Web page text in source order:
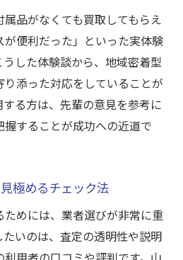
品がなくても買取してもらえ
便利だった」といった実体験
した体験談から、地域密着型
添った対応をしていることが
る方は、先輩の意見を参考に
することが成功への近道で
極めるチェック法
めには、業者選びが非常に重
いのは、査定の透明性や説明